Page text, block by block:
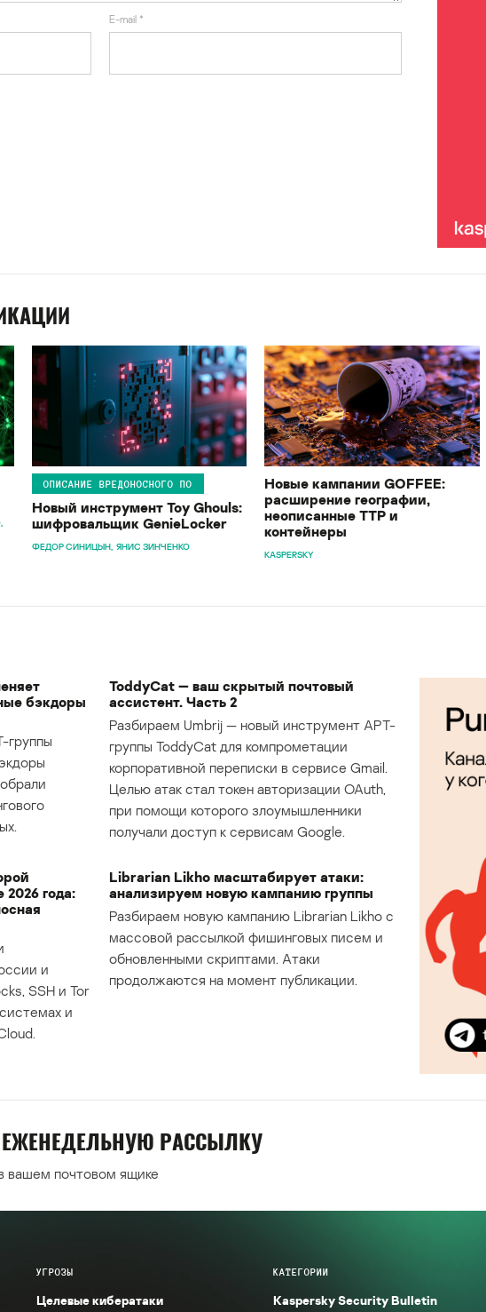
E-mail *
ОПИСАНИЕ ВРЕДОНОСНОГО ПО
Новый инструмент Toy Ghouls:
шифровальщик GenieLocker
ФЕДОР СИНИЦЫН ЯНИС ЗИНЧЕНКО
Новые кампании GOFFEE:
расширение географии,
неописанные TTP и
контейнеры
KASPERSKY
бэкдоры
группы
ToddyCat — ваш скрытый почтовый
ассистент. Часть 2
Разбираем Umbrij — новый инструмент APT-
группы ToddyCat для компрометации
корпоративной переписки в сервисе Gmail.
Целью атак стал токен авторизации OAuth,
при помощи которого злоумышленники
получали доступ к сервисам Google.
2026 года:
и
SSH и Tor
и
Librarian Likho масштабирует атаки:
анализируем новую кампанию группы
Разбираем новую кампанию Librarian Likho с
массовой рассылкой фишинговых писем и
обновленными скриптами. Атаки
продолжаются на момент публикации.
РАССЫЛКУ
вашем почтовом ящике
УГРОЗЫ
Целевые кибератаки
КАТЕГОРИИ
Kaspersky Security Bulletin